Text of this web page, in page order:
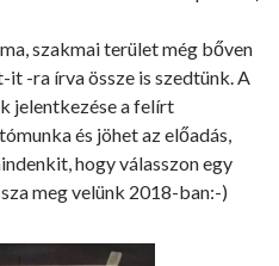
szakmai terület még bőven
-ra írva össze is szedtünk. A
jelentkezése a felírt
és jöhet az előadás,
hogy válasszon egy
meg velünk 2018-ban:-)